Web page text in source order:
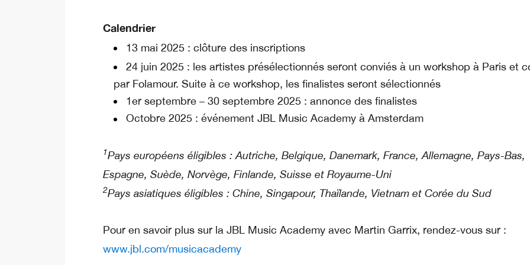
Calendrier
13 mai 2025 : clôture des inscriptions
24 juin 2025 : les artistes présélectionnés seront conviés à un workshop à Paris et
par Folamour. Suite à ce workshop, les finalistes seront sélectionnés
1er septembre – 30 septembre 2025 : annonce des finalistes
Octobre 2025 : événement JBL Music Academy à Amsterdam
1Pays européens éligibles : Autriche, Belgique, Danemark, France, Allemagne, Pays-Bas,
Espagne, Suède, Norvège, Finlande, Suisse et Royaume-Uni
2Pays asiatiques éligibles : Chine, Singapour, Thaïlande, Vietnam et Corée du Sud
Pour en savoir plus sur la JBL Music Academy avec Martin Garrix, rendez-vous sur :
www.jbl.com/musicacademy